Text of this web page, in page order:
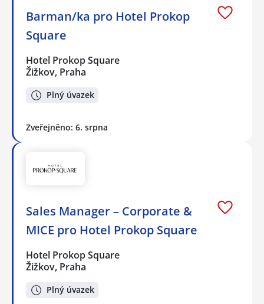
Barman/ka pro Hotel Prokop
Square
Hotel Prokop Square
Žižkov, Praha
Plný úvazek
Zveřejněno: 6. srpna
Sales Manager – Corporate &
MICE pro Hotel Prokop Square
Hotel Prokop Square
Žižkov, Praha
Plný úvazek